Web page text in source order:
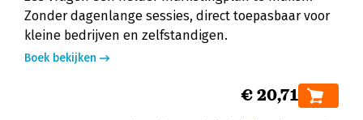
Zonder dagenlange sessies, direct toepasbaar voor
kleine bedrijven en zelfstandigen.
Boek bekijken
€ 20,71